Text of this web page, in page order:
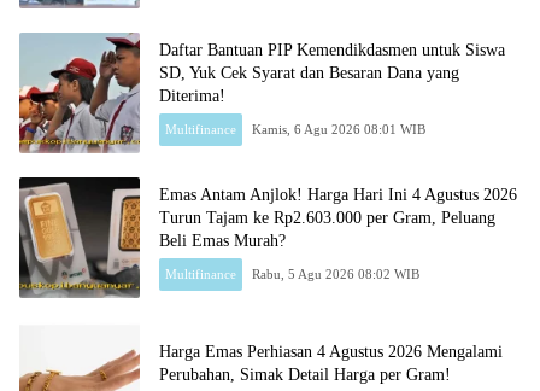
Daftar Bantuan PIP Kemendikdasmen untuk Siswa
SD, Yuk Cek Syarat dan Besaran Dana yang
Diterima!
Multifinance Kamis, 6 Agu 2026 08:01 WIB
Emas Antam Anjlok! Harga Hari Ini 4 Agustus 2026
Turun Tajam ke Rp2.603.000 per Gram, Peluang
Beli Emas Murah?
Multifinance Rabu, 5 Agu 2026 08:02 WIB
Harga Emas Perhiasan 4 Agustus 2026 Mengalami
Perubahan, Simak Detail Harga per Gram!